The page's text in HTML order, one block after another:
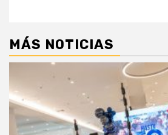
MÁS NOTICIAS